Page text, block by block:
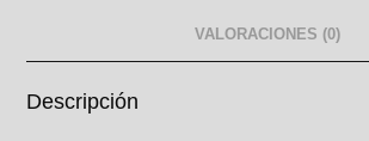
VALORACIONES (0)
Descripción